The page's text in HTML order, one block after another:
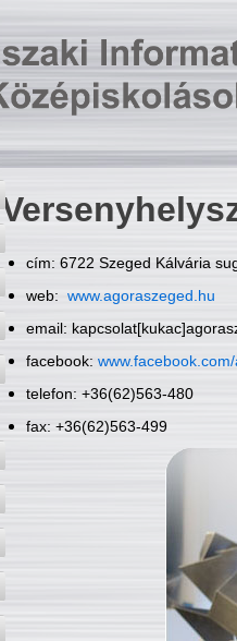
cím: 6722 Szeged Kálvária
web: www.agoraszeged.hu
email:
facebook:
telefon: +36(62)563-480
fax: +36(62)563-499